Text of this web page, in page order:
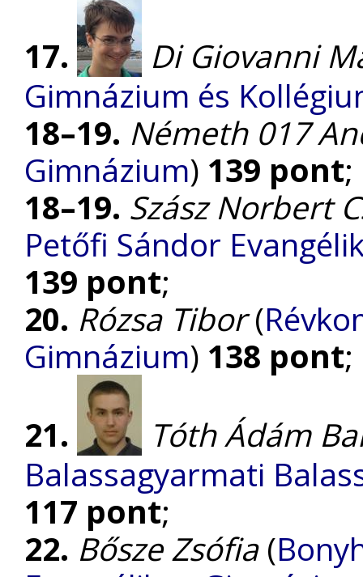
17.
Di Giovanni
Gimnázium és
18–19. Németh 017
Gimnázium) 139 pont;
18–19. Szász Norbert
Petőfi Sándor
139 pont;
20. Rózsa Tibor(
Gimnázium) 138 pont;
21.
Tóth Ádám
Balassagyarmati
117 pont;
22. Bősze Zsófia(